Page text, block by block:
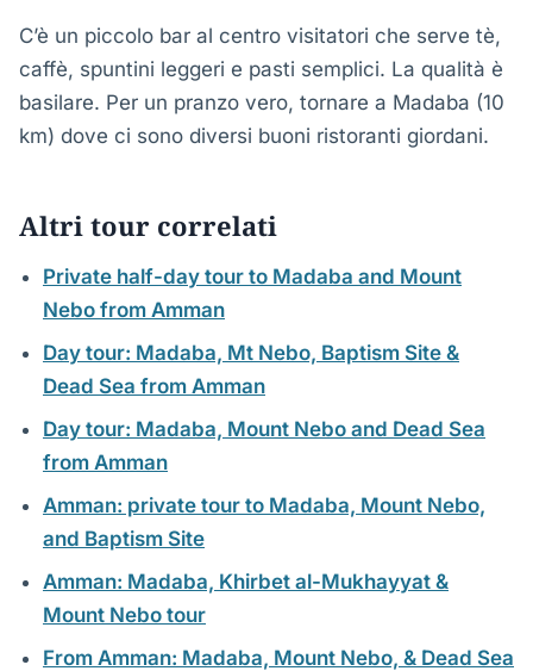
C’è un piccolo bar al centro visitatori che serve tè,
caffè, spuntini leggeri e pasti semplici. La qualità è
basilare. Per un pranzo vero, tornare a Madaba (10
km) dove ci sono diversi buoni ristoranti giordani.
Altri tour correlati
Private half-day tour to Madaba and Mount
Nebo from Amman
Day tour: Madaba, Mt Nebo, Baptism Site &
Dead Sea from Amman
Day tour: Madaba, Mount Nebo and Dead Sea
from Amman
Amman: private tour to Madaba, Mount Nebo,
and Baptism Site
Amman: Madaba, Khirbet al-Mukhayyat &
Mount Nebo tour
From Amman: Madaba, Mount Nebo, & Dead Sea